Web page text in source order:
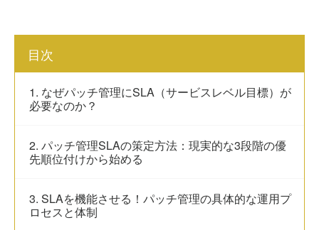
目次
1. なぜパッチ管理にSLA（サービスレベル目標）が
必要なのか？
2. パッチ管理SLAの策定方法：現実的な3段階の優
先順位付けから始める
3. SLAを機能させる！パッチ管理の具体的な運用プ
ロセスと体制